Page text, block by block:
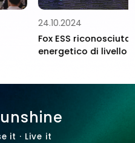
nell’accumulo
it · Live it